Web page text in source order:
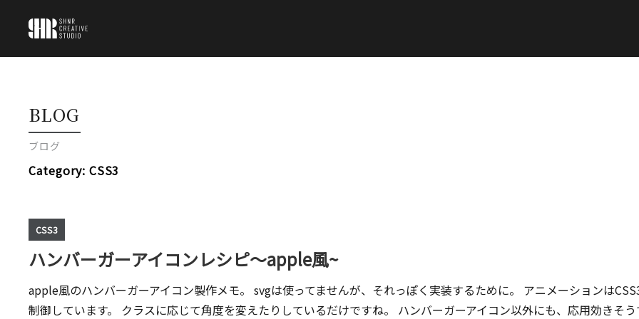
BLOG
ABOUT
BLOG
ブログ
Category: CSS3
CSS3
ハンバーガーアイコンレシピ〜apple風~
apple風のハンバーガーアイコン製作メモ。 svgは使ってませんが、それっぽく実装するために。 アニメーションは
制御しています。 クラスに応じて角度を変えたりしているだけですね。 ハンバーガーアイコン以外にも、応用効きそ